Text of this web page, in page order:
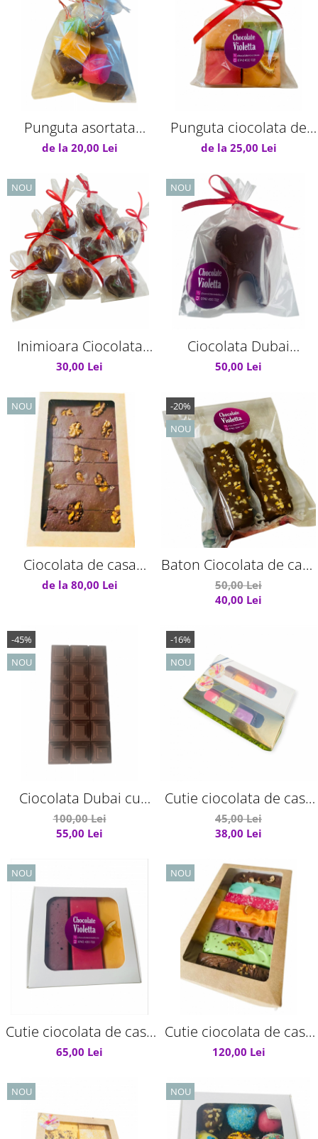
Punguta asortata
ciocolata de casa
de la 20,00 Lei
Punguta ciocolata de
casa 150 g
de la 25,00 Lei
NOU
Inimioara Ciocolata
Dubai cu Fistic si Kataif
30,00 Lei
NOU
Ciocolata Dubai
Măseluța
50,00 Lei
NOU
Ciocolata de casa
dietetica fara zahar
de la 80,00 Lei
-20%
NOU
Baton Ciocolata de casa
Dubai
50,00 Lei
40,00 Lei
-45%
NOU
Ciocolata Dubai cu
Fistic si Kataif 200g
100,00 Lei
55,00 Lei
-16%
NOU
Cutie ciocolata de casa
artizala
45,00 Lei
38,00 Lei
NOU
Cutie ciocolata de casa
270g
65,00 Lei
NOU
Cutie ciocolata de casa
650 g
120,00 Lei
NOU NOU